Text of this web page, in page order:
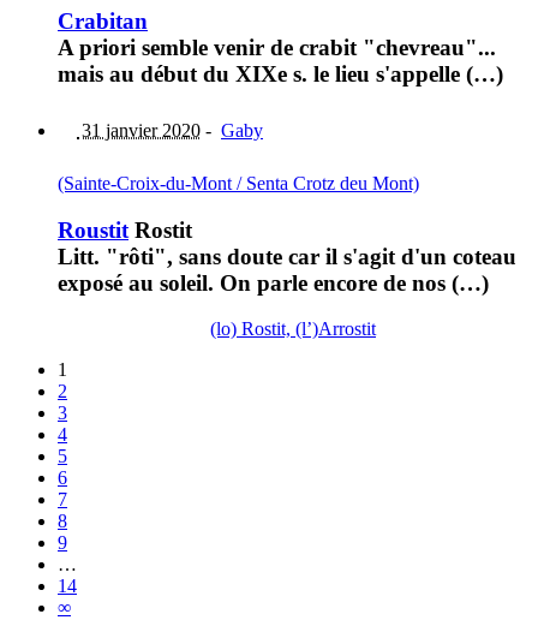
Crabitan
A priori semble venir de crabit "chevreau"...
mais au début du XIXe s. le lieu s'appelle (…)
31 janvier 2020 - Gaby
(Sainte-Croix-du-Mont / Senta Crotz deu Mont)
Roustit Rostit
Litt. "rôti", sans doute car il s'agit d'un coteau
exposé au soleil. On parle encore de nos (…)
(lo) Rostit, (l’)Arrostit
1
2
3
4
5
6
7
8
9
…
14
∞